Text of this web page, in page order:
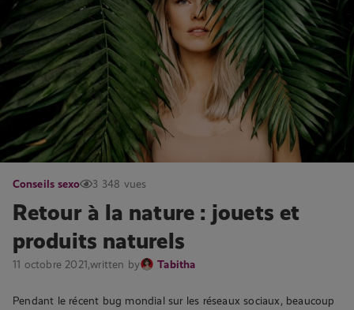
Conseils sexo 3 348 vues
Retour à la nature : jouets et
produits naturels
11 octobre 2021,written by Tabitha
Pendant le récent bug mondial sur les réseaux sociaux, beaucoup